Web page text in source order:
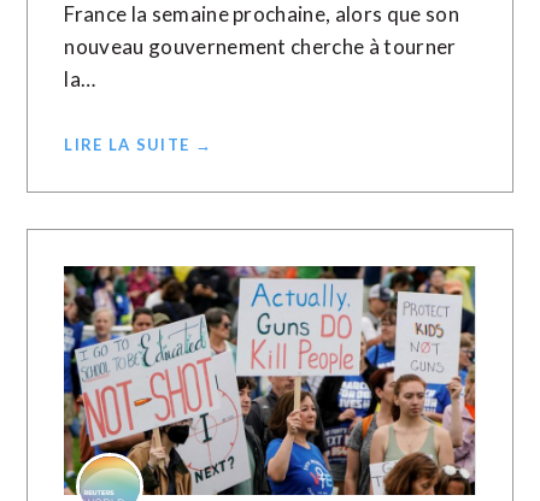
France la semaine prochaine, alors que son
nouveau gouvernement cherche à tourner
la…
LIRE LA SUITE →